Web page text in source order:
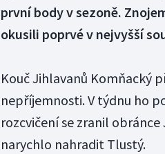
první body v sezoně.
okusili poprvé v nejvyšší
Kouč Jihlavanů Komňacký
nepříjemnosti. V týdnu ho
rozcvičení se zranil
narychlo nahradit Tlustý.